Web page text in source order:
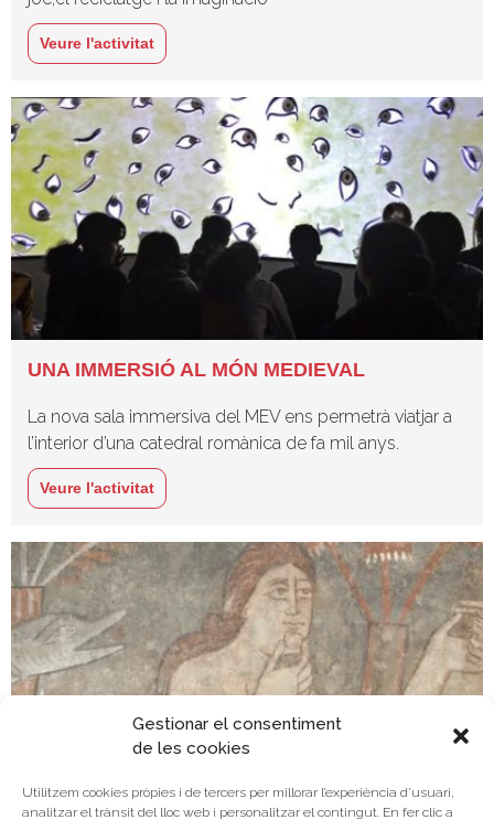
Gestionar el consentiment
de les cookies
Utilitzem cookies pròpies i de tercers per millorar l’experiència d’usuari,
analitzar el trànsit del lloc web i personalitzar el contingut. En fer clic a
Veure l'activitat
UNA IMMERSIÓ AL MÓN MEDIEVAL
La nova sala immersiva del MEV ens permetrà viatjar a
l’interior d’una catedral romànica de fa mil anys.
Veure l'activitat
Visions de la dona